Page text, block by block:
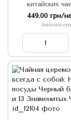
китайских
449.00 грн/
549.00